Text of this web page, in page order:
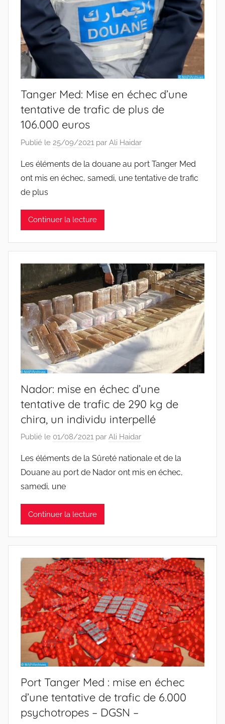
Tanger Med: Mise en échec d’une
tentative de trafic de plus de
106.000 euros
Publié le 25/09/2021 par Ali Haidar
Les éléments de la douane au port Tanger Med
ont mis en échec, samedi, une tentative de trafic
de plus
Continuer la lecture
Nador: mise en échec d’une
tentative de trafic de 290 kg de
chira, un individu interpellé
Publié le 01/08/2021 par Ali Haidar
Les éléments de la Sûreté nationale et de la
Douane au port de Nador ont mis en échec,
samedi, une
Continuer la lecture
Port Tanger Med : mise en échec
d’une tentative de trafic de 6.000
psychotropes – DGSN –